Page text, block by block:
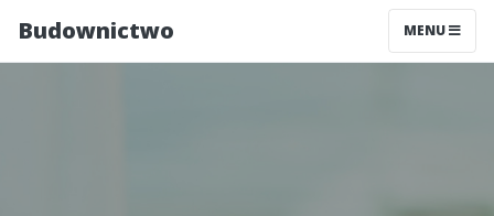
Budownictwo MENU